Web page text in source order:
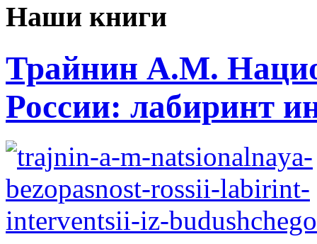
Наши книги
Трайнин А.М.
России: лабиринт